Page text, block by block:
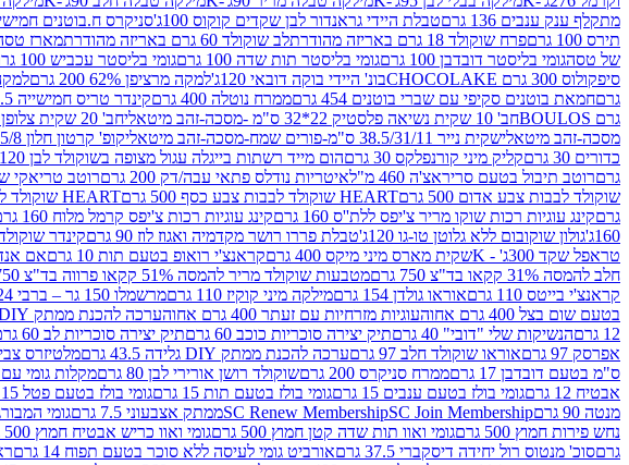
מתקלף ענק ענבים 136 גרם
טבלת היידי גראנדור לבן שקדים קוקוס 100ג' סניקרס ח.בוטנים חמישייה
תירס 100 גרם
פרח שוקולד 18 גרם באריזה מהודרת לב שוקולד 60 גרם באריזה מהודרת מארז
של טסהגומי בליסטר דובדבן 100 גרם גומי בליסטר תות שדה 100 גרם גומי בליסטר עכביש 100 גרם
סיפקולוס 300 גרם CHOCOLAKE
בונ' היידי בוקה דובאי 120ג' למקה מרציפן 62% 200 גרם למקה
גרםחמאת בוטנים סקיפי עם שברי בוטנים 454 גרם ממרח נוטלה 400 גרם קינדר טריס חמישייה 102.5 גרם
גרם BOULOS
חב' 10 שקית נשיאה פלסטיק 22*32 ס"מ -מסכה-זהב מיטאלי חב' 20 שקית צלופן 36*17 ס"מ-מסכה-זהב
מסכה-זהב מיטאלישקית נייר 38.5/31/11 ס"מ-פורים שמח-מסכה-זהב מיטאלי קופ' קרטון חלון 18/15/8 ס"מ -פורים שמח-דגם בועות דקל
כדורים 30 גרם
קליק מיני קורנפלקס 30 גרם הום מייד רשתות בייגלה עגול מצופה בשוקולד לבן 120 גרם
גרםרוטב תיבול בטעם סריראצ'ה 460 מ"ל איטריות נודלס פתאי עבה/דק 200 גרם רוטב טריאקי
שוקולד לבבות צבע אדום 500 גרם
HEART שוקולד לבבות צבע כסף 500 גרם HEART שוקולד לבבות צבע זהב 500 גרם
גרםקינג עוגיות רכות שוקו מריר צ'יפס ללת''ס 160 גרם קינג עוגיות רכות צ'יפס קרמל מלוח 160 גרם
160ג' גולון שוקובום ללא גלוטן טו-גו 120ג' טבלת פררו רושר מקדמיה ואגוז לוז 90 גרם קינדר שוקולד
טראפל שקד 300ג' - K
שקית מארס מיני מיקס 400 גרם קראנצ'י רואופ בטעם תות 10 גרם אם אנד
חלב להמסה 31% קקאו בד"צ 750 גרם
מטבעות שוקולד מריר להמסה 51% קקאו פרווה בד"צ 750 גרם
קראנצ'י בייטס 110 גרם
אוראו גולדן 154 גרם מילקה מיני קוקיז 110 גרם מרשמלו 150 גר – ברבי 24 יחידות
בטעם שום בצל 400 גרם אחוה
עוגיות מזרחיות עם זעתר 400 גרם אחוה ערכה להכנת ממתק DIY טיפות 24 גרם
12 גרם
הנשיקות שלי "דובי" 40 גרם תיק יצירה סוכריות כוכב 60 גרם תיק יצירה סוכריות לב 60 גרם
אפרסק 97 גרם
אוראו שוקולד חלב 97 גרם ערכה להכנת ממתק DIY גלידה 43.5 גרם מלטיזרס צבי
ס"מ בטעם דובדבן 17 גרם
ממרח סניקרס 200 גרם שוקולד רושן אורירי לבן 80 גרם מקלות גומי עם
אבטיח 12 גרם
גומי בולז בטעם ענבים 15 גרם גומי בולז בטעם תות 15 גרם גומי בולז בטעם פטל 15 גרם
מנטה 90 גרם
SC Renew MembershipSC Join Membership ממתק אצבעוני 7.5 גרם גומי
נחש פירות חמוץ 500 גרם
גומי ואוו תות שדה קטן חמוץ 500 גרם גומי ואוו כריש אבטיח חמוץ 500 גרם
גרםסוכ' מנטוס רול יחידה דיסקברי 37.5 גרם אורביט גומי לעיסה ללא סוכר בטעם תפוח 14 גרם